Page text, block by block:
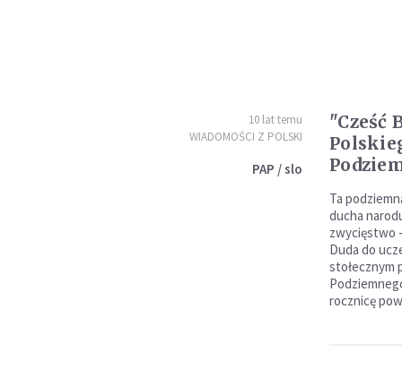
10 lat temu
WIADOMOŚCI Z POLSKI
PAP / slo
"Cześć
Ta
ducha
zwycięstwo
Duda do
stołecznym
rocznicę